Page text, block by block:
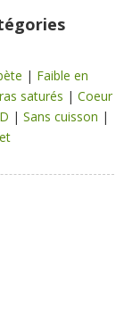
| Faible en
saturés |Coeur
|Sans cuisson |